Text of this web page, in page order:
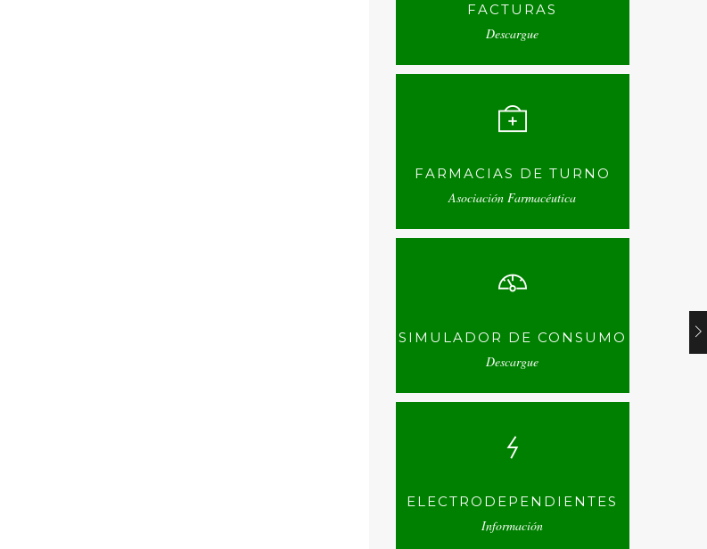
FACTURAS
Descargue
FARMACIAS DE TURNO
Asociación Farmacéutica
SIMULADOR DE CONSUMO
Descargue
ELECTRODEPENDIENTES
Información